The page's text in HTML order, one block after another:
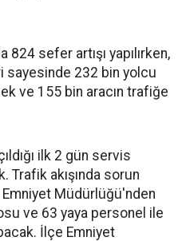
sefer artışı yapılırken,
sayesinde 232 bin yolcu
ve 155 bin aracın trafiğe
ilk 2 gün servis
Trafik akışında sorun
Müdürlüğü'nden
ve 63 yaya personel ile
İlçe Emniyet